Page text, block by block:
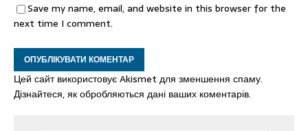
Save my name, email, and website in this browser for the
next time I comment.
Цей сайт використовує Akismet для зменшення спаму.
Дізнайтеся, як обробляються дані ваших коментарів.